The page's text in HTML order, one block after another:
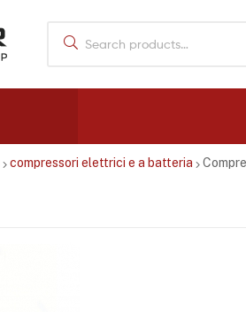
compressori elettrici e a batteria